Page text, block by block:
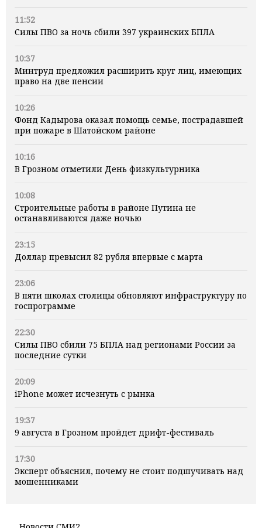
11:52
Силы ПВО за ночь сбили 397 украинских БПЛА
10:37
Минтруд предложил расширить круг лиц, имеющих
право на две пенсии
10:26
Фонд Кадырова оказал помощь семье, пострадавшей
при пожаре в Шатойском районе
10:16
В Грозном отметили День физкультурника
10:08
Строительные работы в районе Путина не
останавливаются даже ночью
23:15
Доллар превысил 82 рубля впервые с марта
23:06
В пяти школах столицы обновляют инфраструктуру по
госпрограмме
22:30
Силы ПВО сбили 75 БПЛА над регионами России за
последние сутки
20:09
iPhone может исчезнуть с рынка
19:37
9 августа в Грозном пройдет дрифт-фестиваль
17:30
Эксперт объяснил, почему не стоит подшучивать над
мошенниками